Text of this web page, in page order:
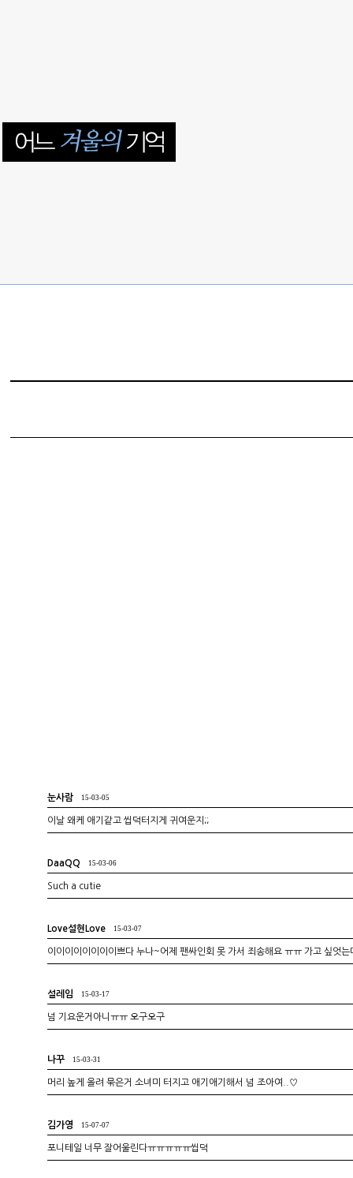
눈사람 15-03-05
이날 왜케 애기같고 씹덕터지게 귀여운지;;
DaaQQ 15-03-06
Such a cutie
Love설현Love 15-03-07
이이이이이이이이쁘다 누나~어제 팬싸인회 못 가서 죄송해요 ㅠㅠ 가고 싶엇
설레임 15-03-17
넘 기요운거아니ㅠㅠ 오구오구
나꾸 15-03-31
머리 높게 올려 묶은거 소녀미 터지고 애기애기해서 넘 조아여..♡
김가영 15-07-07
포니테일 너무 잘어울린다ㅠㅠㅠㅠㅠ씹덕